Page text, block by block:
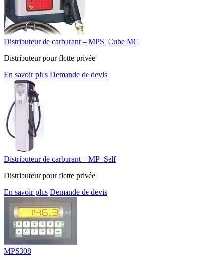
Distributeur de carburant – MPS_Cube MC
Distributeur pour flotte privée
En savoir plus Demande de devis
Distributeur de carburant – MP_Self
Distributeur pour flotte privée
En savoir plus Demande de devis
MPS308